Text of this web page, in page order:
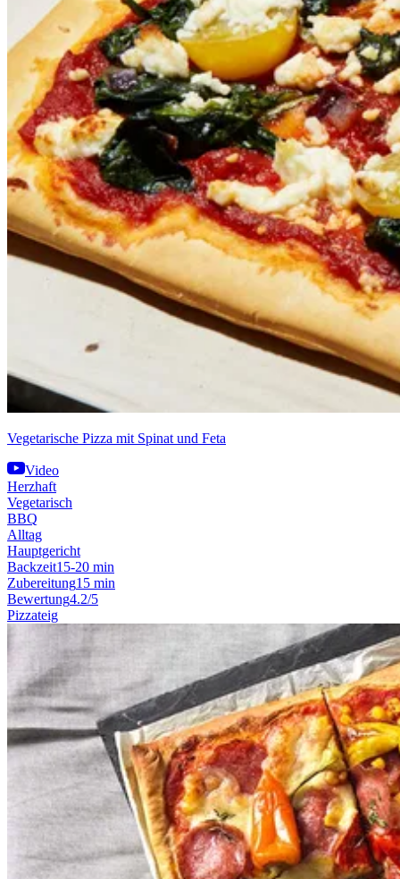
Vegetarische Pizza mit Spinat und Feta
Video
Herzhaft
Vegetarisch
BBQ
Alltag
Hauptgericht
Backzeit15-20 min
Zubereitung15 min
Bewertung4.2/5
Pizzateig